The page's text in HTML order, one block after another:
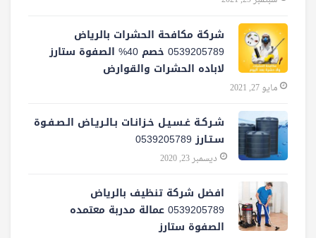
شركة مكافحة الحشرات بالرياض
0539205789 خصم 40% الصفوة ستارز
لاباده الحشرات والقوارض
مايو 27, 2021
شـركـة غـسـيـل خـزانـات بـالـريـاض الـصـفـوة
سـتـارز 0539205789
ديسمبر 23, 2020
افضل شركة تنظيف بالرياض
0539205789 عمالة مدربة معتمده
الصفوة ستارز